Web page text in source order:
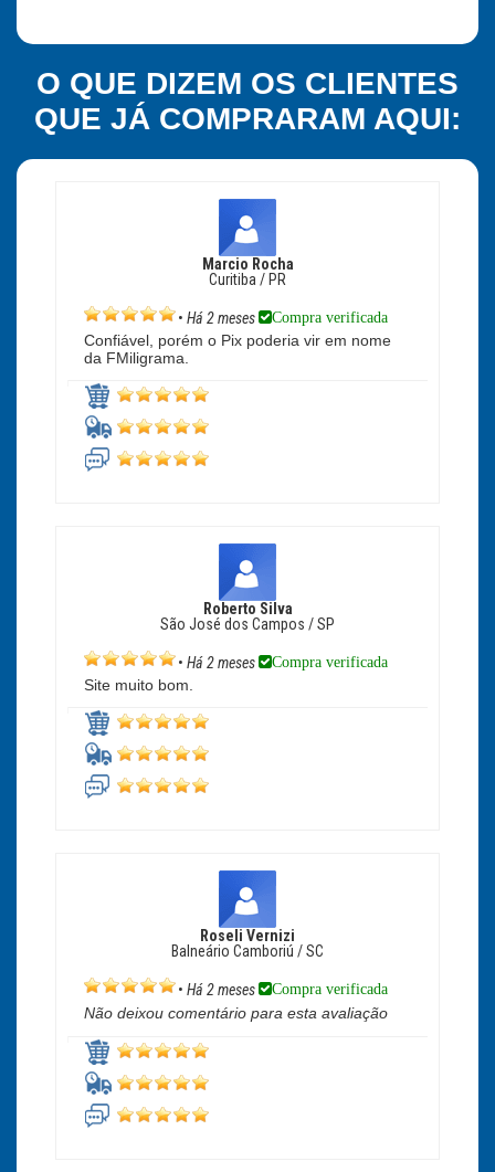
O QUE DIZEM OS CLIENTES
QUE JÁ COMPRARAM AQUI:
Marcio Rocha
Curitiba / PR
• Há 2 meses Compra verificada
Confiável, porém o Pix poderia vir em nome
da FMiligrama.
Roberto Silva
São José dos Campos / SP
• Há 2 meses Compra verificada
Site muito bom.
Roseli Vernizi
Balneário Camboriú / SC
• Há 2 meses Compra verificada
Não deixou comentário para esta avaliação